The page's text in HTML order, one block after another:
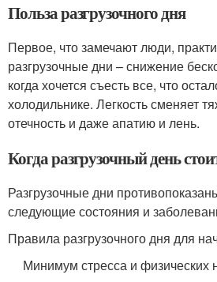
Польза разгрузочного дня
Первое, что замечают люди,
разгрузочные дни – снижение
когда хочется съесть все, что
холодильнике. Легкость сменяет
отечность и даже апатию и лень.
Когда разгрузочный день
Разгрузочные дни
следующие состояния и
Правила разгрузочного дня для
Минимум стресса и физических